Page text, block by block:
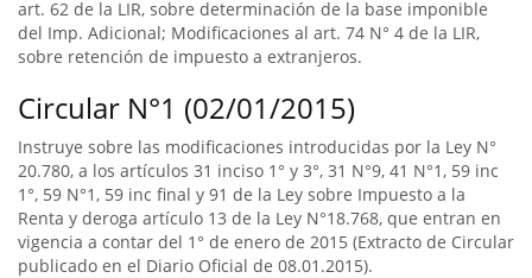
art. 62 de la LIR, sobre determinación de la base imponible
del Imp. Adicional; Modificaciones al art. 74 N° 4 de la LIR,
sobre retención de impuesto a extranjeros.
Circular N°1 (02/01/2015)
Instruye sobre las modificaciones introducidas por la Ley N°
20.780, a los artículos 31 inciso 1° y 3°, 31 N°9, 41 N°1, 59 inc
1°, 59 N°1, 59 inc final y 91 de la Ley sobre Impuesto a la
Renta y deroga artículo 13 de la Ley N°18.768, que entran en
vigencia a contar del 1° de enero de 2015 (Extracto de Circular
publicado en el Diario Oficial de 08.01.2015).